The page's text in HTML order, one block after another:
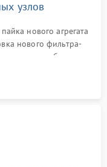
узлов
нового агрегата
нового фильтра-
обдува,
дверных петель.